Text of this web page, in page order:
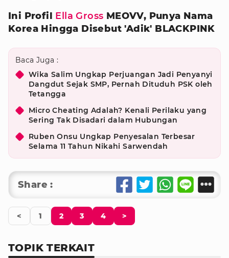
Ini Profil Ella Gross MEOVV, Punya Nama
Korea Hingga Disebut 'Adik' BLACKPINK
Baca Juga :
Wika Salim Ungkap Perjuangan Jadi Penyanyi
Dangdut Sejak SMP, Pernah Dituduh PSK oleh
Tetangga
Micro Cheating Adalah? Kenali Perilaku yang
Sering Tak Disadari dalam Hubungan
Ruben Onsu Ungkap Penyesalan Terbesar
Selama 11 Tahun Nikahi Sarwendah
Share :
< 1 2 3 4 >
TOPIK TERKAIT